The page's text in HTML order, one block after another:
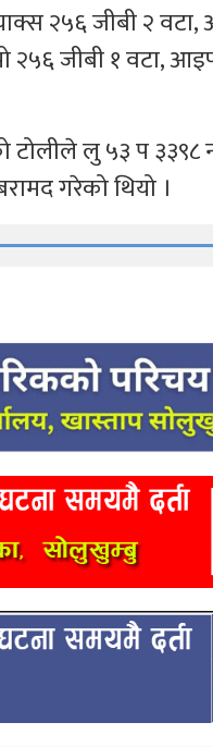
२५६ जीबी २
२५६ जीबी १ वटा,
टोलीले लु ५३ प ३३९८
गरेको थियो ।